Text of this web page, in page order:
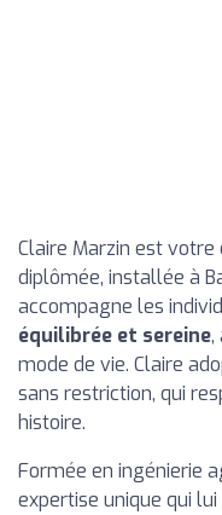
Claire Marzin est
diplômée, installée à
accompagne les
équilibrée et sereine,
mode de vie. Claire
sans restriction, qui
histoire.
Formée en ingénierie
expertise unique qui